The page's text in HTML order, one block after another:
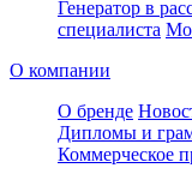
Генератор в
специалиста
О компании
О бренде
Дипломы и
Коммерческое